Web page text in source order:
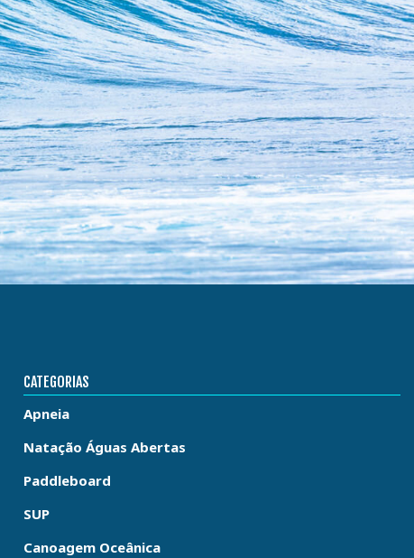
CATEGORIAS
Apneia
Natação Águas Abertas
Paddleboard
SUP
Canoagem Oceânica